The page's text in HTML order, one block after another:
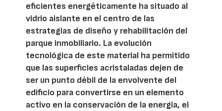
eficientes energéticamente ha situado al
vidrio aislante en el centro de las
estrategias de diseño y rehabilitación del
parque inmobiliario. La evolución
tecnológica de este material ha permitido
que las superficies acristaladas dejen de
ser un punto débil de la envolvente del
edificio para convertirse en un elemento
activo en la conservación de la energía, el